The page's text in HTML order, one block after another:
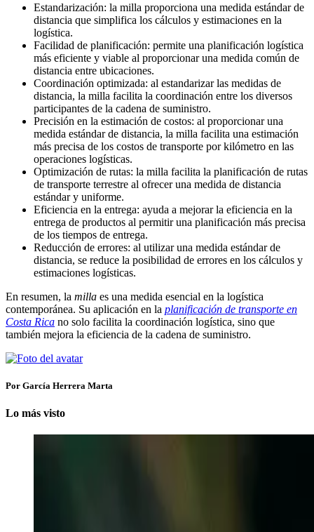
Estandarización: la milla proporciona una medida estándar de
distancia que simplifica los cálculos y estimaciones en la
logística.
Facilidad de planificación: permite una planificación logística
más eficiente y viable al proporcionar una medida común de
distancia entre ubicaciones.
Coordinación optimizada: al estandarizar las medidas de
distancia, la milla facilita la coordinación entre los diversos
participantes de la cadena de suministro.
Precisión en la estimación de costos: al proporcionar una
medida estándar de distancia, la milla facilita una estimación
más precisa de los costos de transporte por kilómetro en las
operaciones logísticas.
Optimización de rutas: la milla facilita la planificación de rutas
de transporte terrestre al ofrecer una medida de distancia
estándar y uniforme.
Eficiencia en la entrega: ayuda a mejorar la eficiencia en la
entrega de productos al permitir una planificación más precisa
de los tiempos de entrega.
Reducción de errores: al utilizar una medida estándar de
distancia, se reduce la posibilidad de errores en los cálculos y
estimaciones logísticas.
En resumen, la milla es una medida esencial en la logística
contemporánea. Su aplicación en la planificación de transporte en
Costa Rica no solo facilita la coordinación logística, sino que
también mejora la eficiencia de la cadena de suministro.
Por García Herrera Marta
Lo más visto